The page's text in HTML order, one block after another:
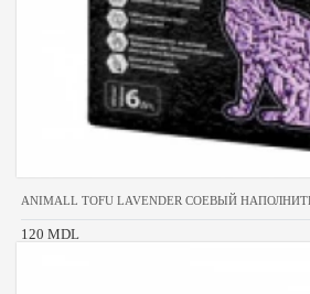
ANIMALL TOFU LAVENDER СОЕВЫЙ
120 MDL